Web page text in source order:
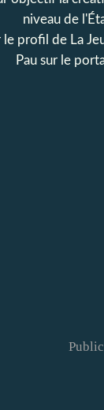
niveau de
le profil de La
Pausur le